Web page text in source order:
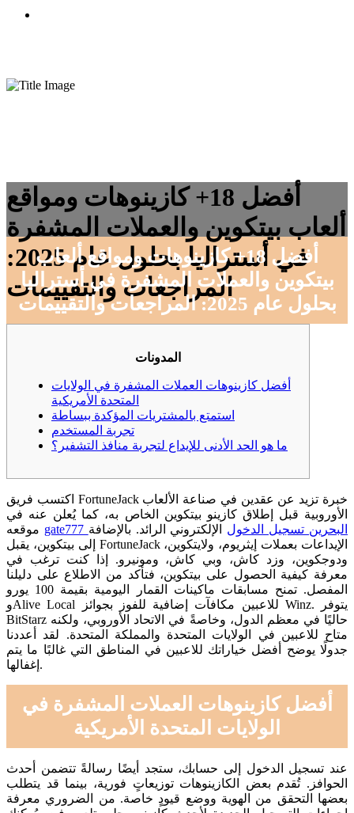
أفضل 18+ كازينوهات ومواقع
ألعاب بيتكوين والعملات المشفرة
في أستراليا بحلول عام 2025:
المراجعات والتقييمات
أفضل 18+ كازينوهات ومواقع ألعاب
بيتكوين والعملات المشفرة في أستراليا
بحلول عام 2025: المراجعات والتقييمات
المدونات
أفضل كازينوهات العملات المشفرة في الولايات
المتحدة الأمريكية
استمتع بالمشتريات المؤكدة ببساطة
تجربة المستخدم
ما هو الحد الأدنى للإيداع لتجربة منافذ التشفير؟
اكتسب فريق FortuneJack خبرة تزيد عن عقدين في صناعة الألعاب
الأوروبية قبل إطلاق كازينو بيتكوين الخاص به، كما يُعلن عنه في
gate777 البحرين تسجيل الدخول الإلكتروني الرائد. بالإضافة
إلى بيتكوين، يقبل FortuneJack الإيداعات بعملات إيثريوم، ولايتكوين،
ودوجكوين، وزد كاش، وبي كاش، ومونيرو. إذا كنت ترغب في
معرفة كيفية الحصول على بيتكوين، فتأكد من الاطلاع على دليلنا
المفصل.
تمنح مسابقات ماكينات القمار اليومية بقيمة 100 يورو
وAlive Local للاعبين مكافآت إضافية للفوز بجوائز Winz. يتوفر
BitStarz حاليًا في معظم الدول، وخاصةً في الاتحاد الأوروبي، ولكنه
متاح للاعبين في الولايات المتحدة والمملكة المتحدة. لقد أعددنا
جدولًا يوضح أفضل خياراتك للاعبين في المناطق التي غالبًا ما يتم
إغفالها.
أفضل كازينوهات العملات المشفرة في
الولايات المتحدة الأمريكية
عند تسجيل الدخول إلى حسابك، ستجد أيضًا رسالةً تتضمن أحدث
الحوافز. تُقدم بعض الكازينوهات توزيعاتٍ فورية، بينما قد يتطلب
بعضها التحقق من الهوية ووضع قيودٍ خاصة. من الضروري معرفة